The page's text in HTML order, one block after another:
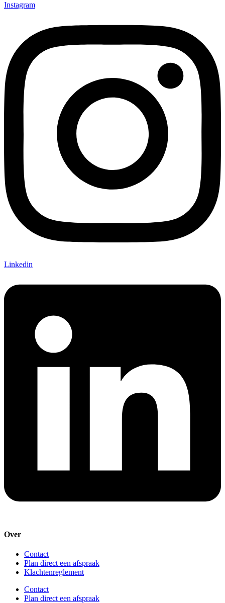
Instagram
Linkedin
Over
Contact
Plan direct een afspraak
Klachtenreglement
Contact
Plan direct een afspraak